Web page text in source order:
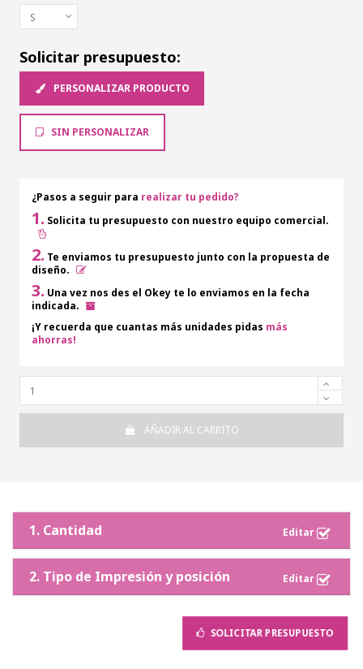
Solicitar presupuesto:
PERSONALIZAR PRODUCTO
SIN PERSONALIZAR
¿Pasos a seguir para realizar tu pedido?
1. Solicita tu presupuesto con nuestro equipo comercial.
2. Te enviamos tu presupuesto junto con la propuesta de
diseño.
3. Una vez nos des el Okey te lo enviamos en la fecha
indicada.
¡Y recuerda que cuantas más unidades pidas más
ahorras!
AÑADIR AL CARRITO
1. Cantidad
2. Tipo de Impresión y posición
SOLICITAR PRESUPUESTO